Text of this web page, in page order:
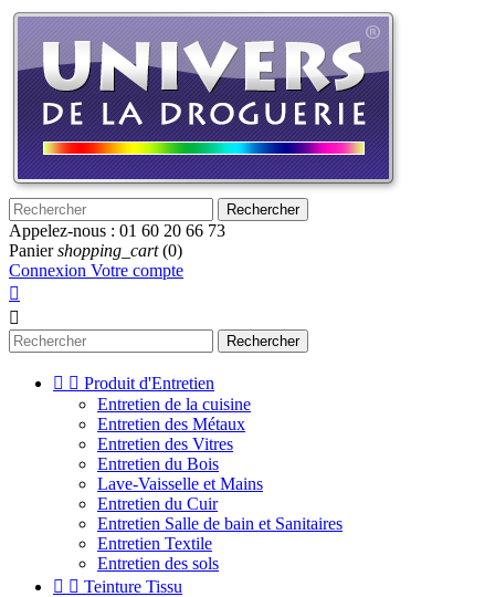
Rechercher
Appelez-nous : 01 60 20 66 73
Panier shopping_cart (0)
Connexion Votre compte


Rechercher
  Produit d'Entretien
Entretien de la cuisine
Entretien des Métaux
Entretien des Vitres
Entretien du Bois
Lave-Vaisselle et Mains
Entretien du Cuir
Entretien Salle de bain et Sanitaires
Entretien Textile
Entretien des sols
  Teinture Tissu